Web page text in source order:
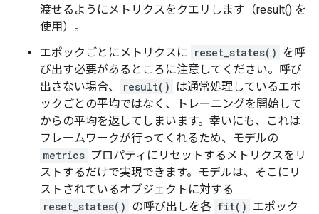
渡せるようにメトリクスをクエリします（result() を
使用）。
エポックごとにメトリクスに reset_states() を呼
び出す必要があるところに注意してください。呼び
出さない場合、
result() は通常処理しているエポ
ックごとの平均ではなく、トレーニングを開始して
からの平均を返してしまいます。幸いにも、これは
フレームワークが行ってくれるため、モデルの
metrics プロパティにリセットするメトリクスをリ
ストするだけで実現できます。モデルは、そこにリ
ストされているオブジェクトに対する
reset_states() の呼び出しを各 fit() エポック